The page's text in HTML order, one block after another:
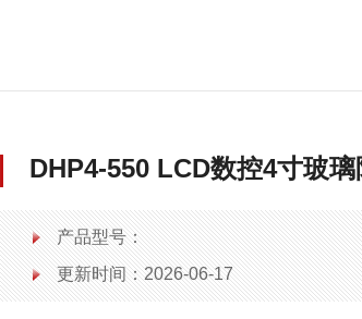
DHP4-550 LCD数控4寸玻
产品型号：
更新时间：2026-06-17